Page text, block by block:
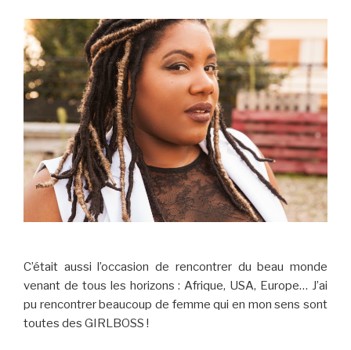
C’était aussi l’occasion de rencontrer du beau monde
venant de tous les horizons : Afrique, USA, Europe… J’ai
pu rencontrer beaucoup de femme qui en mon sens sont
toutes des GIRLBOSS !